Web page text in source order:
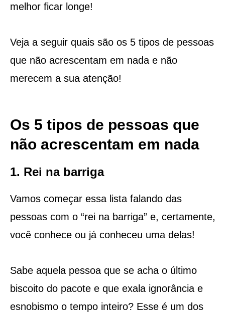
melhor ficar longe!
Veja a seguir quais são os 5 tipos de pessoas
que não acrescentam em nada e não
merecem a sua atenção!
Os 5 tipos de pessoas que
não acrescentam em nada
1. Rei na barriga
Vamos começar essa lista falando das
pessoas com o “rei na barriga” e, certamente,
você conhece ou já conheceu uma delas!
Sabe aquela pessoa que se acha o último
biscoito do pacote e que exala ignorância e
esnobismo o tempo inteiro? Esse é um dos